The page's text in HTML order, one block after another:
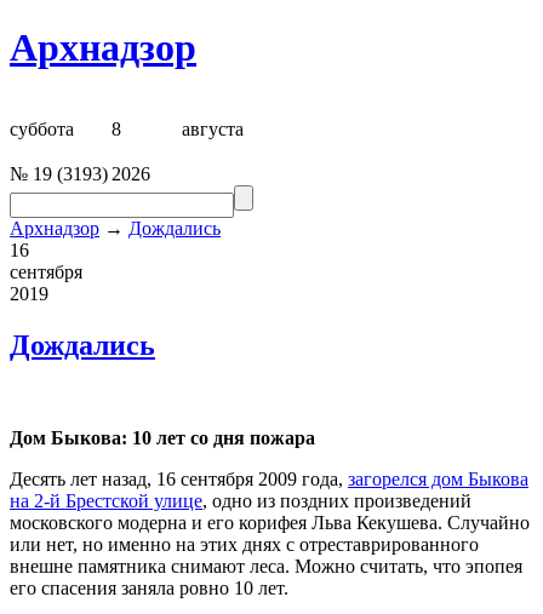
Архнадзор
суббота 8 августа
№ 19 (3193) 2026
Архнадзор → Дождались
16
сентября
2019
Дождались
Дом Быкова: 10 лет со дня пожара
Десять лет назад, 16 сентября 2009 года, загорелся дом Быкова
на 2-й Брестской улице, одно из поздних произведений
московского модерна и его корифея Льва Кекушева. Случайно
или нет, но именно на этих днях с отреставрированного
внешне памятника снимают леса. Можно считать, что эпопея
его спасения заняла ровно 10 лет.